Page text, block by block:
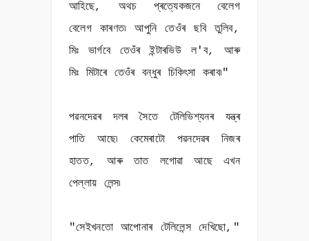
আহিছে, অথচ প্ৰত্যেকজনে বেলেগ
বেলেগ কাৰণত৷ আপুনি তেওঁৰ ছবি তুলিব,
মিঃ ভাৰ্গবে তেওঁৰ ইন্টাৰভিউ ল'ব, আৰু
মিঃ মিটাৰে তেওঁৰ বন্ধুৰ চিকিৎসা কৰাব৷"
পৱনদেৱৰ দলৰ সৈতে টেলিভিশ্যনৰ যন্ত্ৰ
পাতি আছে৷ কেমেৰাটো পৱনদেৱৰ নিজৰ
হাতত, আৰু তাত লগোৱা আছে এখন
পেল্লায় লেন্স৷
"সেইখনতো আপোনাৰ টেলিলেন্স দেখিছো,"